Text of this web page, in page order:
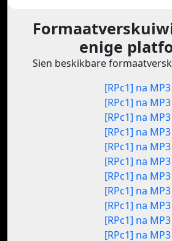
enige
Sien beskikbare
[RPc1] na MP3
[RPc1] na MP3
[RPc1] na MP3
[RPc1] na MP3
[RPc1] na MP3
[RPc1] na MP3
[RPc1] na MP3
[RPc1] na MP3
[RPc1] na MP3
[RPc1] na MP3
[RPc1] na MP3